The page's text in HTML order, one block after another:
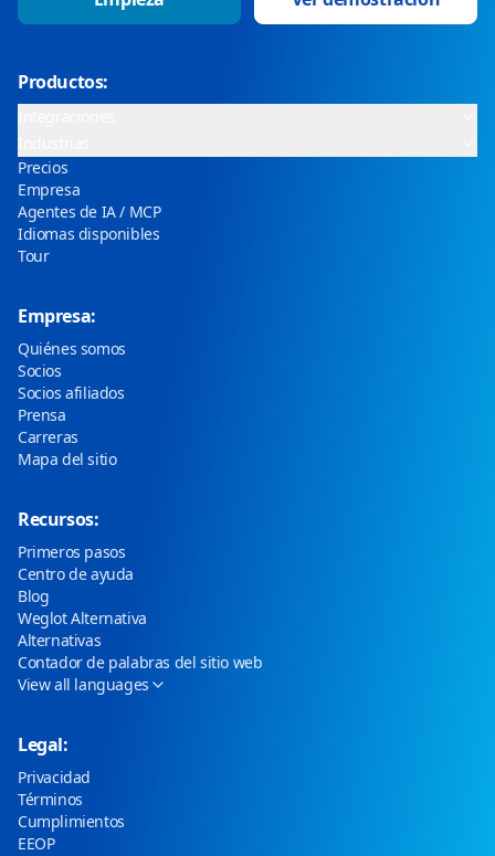
Productos:
Precios
Empresa
Agentes de IA / MCP
Idiomas disponibles
Tour
Empresa:
Quiénes somos
Socios
Socios afiliados
Prensa
Carreras
Mapa del sitio
Recursos:
Primeros pasos
Centro de ayuda
Blog
Weglot Alternativa
Alternativas
Contador de palabras del sitio web
View all languages
Legal:
Privacidad
Términos
Cumplimientos
EEOP